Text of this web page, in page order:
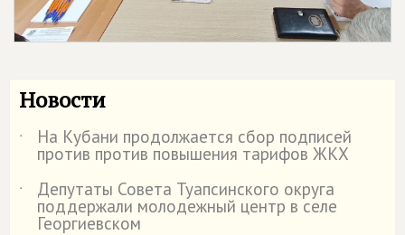
Новости
˙ На Кубани продолжается сбор подписей
против против повышения тарифов ЖКХ
˙
Депутаты Совета Туапсинского округа
поддержали молодежный центр в селе
Георгиевском